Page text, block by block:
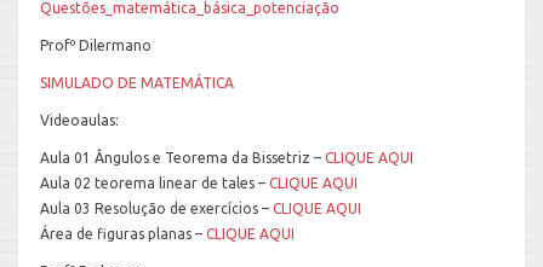
Questões_matemática_básica_potenciação
Profº Dilermano
SIMULADO DE MATEMÁTICA
Videoaulas:
Aula 01 Ângulos e Teorema da Bissetriz – CLIQUE AQUI
Aula 02 teorema linear de tales – CLIQUE AQUI
Aula 03 Resolução de exercícios – CLIQUE AQUI
Área de figuras planas – CLIQUE AQUI